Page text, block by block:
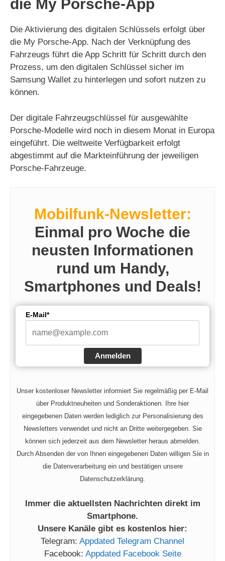
V
i
d
o
die My Porsche-App
Die Aktivierung des digitalen Schlüssels erfolgt über
die My Porsche-App. Nach der Verknüpfung des
Fahrzeugs führt die App Schritt für Schritt durch den
Prozess, um den digitalen Schlüssel sicher im
Samsung Wallet zu hinterlegen und sofort nutzen zu
können.
Der digitale Fahrzeugschlüssel für ausgewählte
Porsche-Modelle wird noch in diesem Monat in Europa
eingeführt. Die weltweite Verfügbarkeit erfolgt
abgestimmt auf die Markteinführung der jeweiligen
Porsche-Fahrzeuge.
Mobilfunk-Newsletter:
Einmal pro Woche die
neusten Informationen
rund um Handy,
Smartphones und Deals!
E-Mail*
Anmelden
Unser kostenloser Newsletter informiert Sie regelmäßig per E-Mail
über Produktneuheiten und Sonderaktionen. Ihre hier
eingegebenen Daten werden lediglich zur Personalisierung des
Newsletters verwendet und nicht an Dritte weitergegeben. Sie
können sich jederzeit aus dem Newsletter heraus abmelden.
Durch Absenden der von Ihnen eingegebenen Daten willigen Sie in
die Datenverarbeitung ein und bestätigen unsere
Datenschutzerklärung.
Immer die aktuellsten Nachrichten direkt im
Smartphone.
Unsere Kanäle gibt es kostenlos hier:
Telegram: Appdated Telegram Channel
Facebook: Appdated Facebook Seite